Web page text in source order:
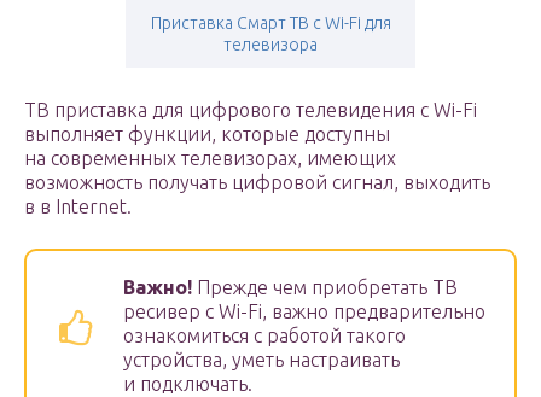
Приставка Смарт ТВ с Wi-Fi для
телевизора
ТВ приставка для цифрового телевидения с Wi-Fi
выполняет функции, которые доступны
на современных телевизорах, имеющих
возможность получать цифровой сигнал, выходить
в в Internet.
Важно! Прежде чем приобретать ТВ
ресивер с Wi-Fi, важно предварительно
ознакомиться с работой такого
устройства, уметь настраивать
и подключать.